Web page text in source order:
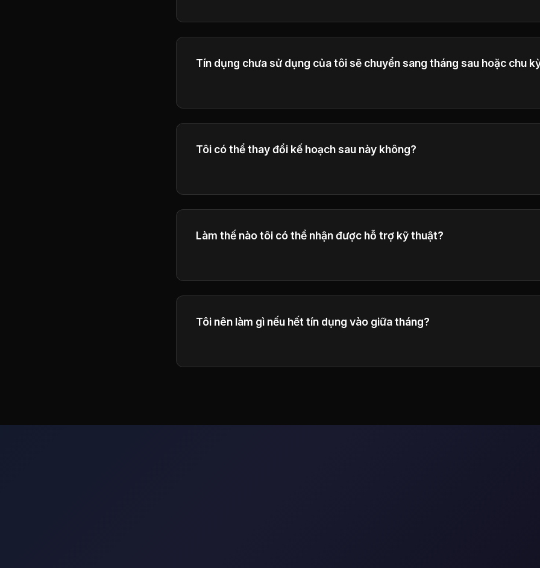
Tín dụng chưa sử dụng của tôi sẽ chuyển sang tháng sau hoặc chu
Tôi có thể thay đổi kế hoạch sau này không?
Làm thế nào tôi có thể nhận được hỗ trợ kỹ thuật?
Tôi nên làm gì nếu hết tín dụng vào giữa tháng?